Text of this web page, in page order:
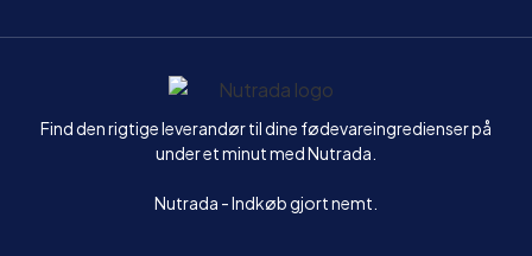
Hjem
Find den rigtige leverandør til dine fødevareingredienser på
under et minut med Nutrada.
Nutrada - Indkøb gjort nemt.